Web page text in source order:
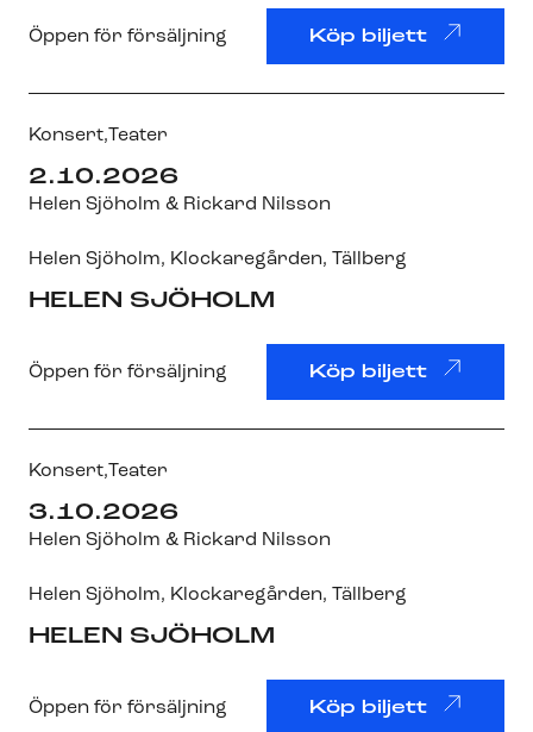
Öppen för försäljning Köp biljett
Konsert,Teater
2.10.2026
Helen Sjöholm & Rickard Nilsson
Helen Sjöholm, Klockaregården, Tällberg
HELEN SJÖHOLM
Öppen för försäljning Köp biljett
Konsert,Teater
3.10.2026
Helen Sjöholm & Rickard Nilsson
Helen Sjöholm, Klockaregården, Tällberg
HELEN SJÖHOLM
Öppen för försäljning Köp biljett